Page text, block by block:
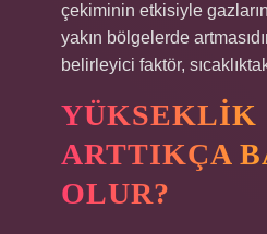
çekiminin etkisiyle
yakın bölgelerde
belirleyici faktör,
YÜKSEKLIK
ARTTIKÇA
OLUR?